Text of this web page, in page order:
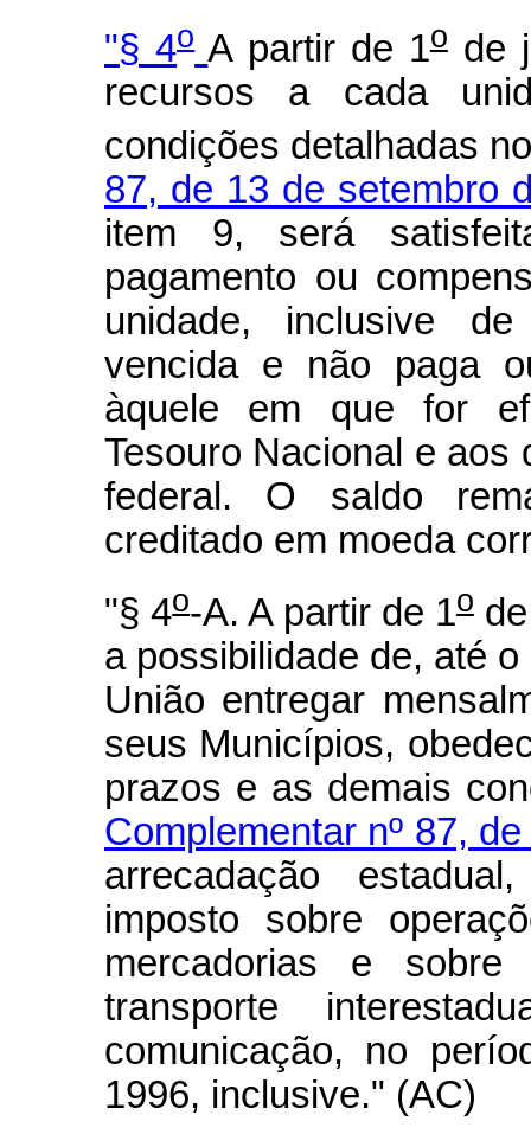
"§ 4o A partir de 1ode
recursos a cada
condições detalhadas
87, de 13 de setembro
item 9, será
pagamento ou
unidade, inclusive
vencida e não paga
àquele em que for
Tesouro Nacional e aos
federal. O saldo
creditado em moeda
"§ 4o-A. A partir de 1ode
a possibilidade de, até
União entregar
seus Municípios,
prazos e as demais
Complementar nº 87,
arrecadação
imposto sobre
mercadorias e
transporte
comunicação, no
1996, inclusive." (AC)